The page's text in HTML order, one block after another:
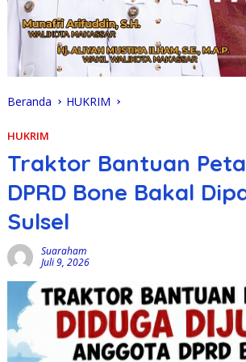
Beranda HUKRIM
HUKRIM
Traktor Bantuan
DPRD Bone Bakal
Sulsel
Suaraham
Juli 9, 2026